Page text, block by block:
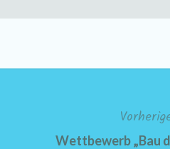
Wettbewerb „Bau